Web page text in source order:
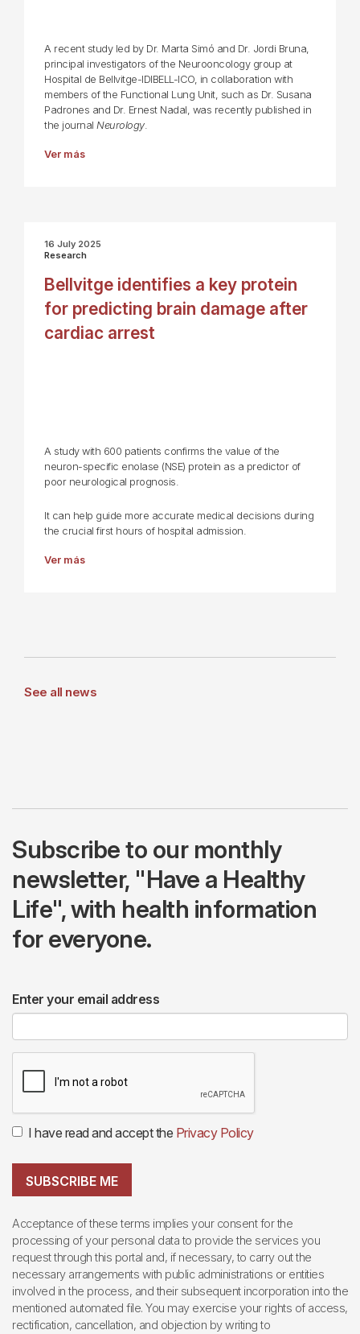
A recent study led by Dr. Marta Simó and Dr. Jordi Bruna,
principal investigators of the Neurooncology group at
Hospital de Bellvitge-IDIBELL-ICO, in collaboration with
members of the Functional Lung Unit, such as Dr. Susana
Padrones and Dr. Ernest Nadal, was recently published in
the journal Neurology.
Ver más
16 July 2025
Research
Bellvitge identifies a key protein
for predicting brain damage after
cardiac arrest
A study with 600 patients confirms the value of the
neuron-specific enolase (NSE) protein as a predictor of
poor neurological prognosis.
It can help guide more accurate medical decisions during
the crucial first hours of hospital admission.
Ver más
See all news
Subscribe to our monthly
newsletter, "Have a Healthy
Life", with health information
for everyone.
Enter your email address
I have read and accept the Privacy Policy
SUBSCRIBE ME
Acceptance of these terms implies your consent for the
processing of your personal data to provide the services you
request through this portal and, if necessary, to carry out the
necessary arrangements with public administrations or entities
involved in the process, and their subsequent incorporation into the
mentioned automated file. You may exercise your rights of access,
rectification, cancellation, and objection by writing to